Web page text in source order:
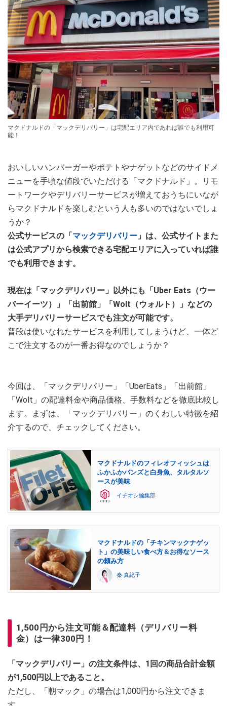
マクドナルドの「マックデリバリー」は宅配エリア内であれば誰でも利用可
能！
おいしいハンバーガーやポテトやナゲットなどのサイドメ
ニューを手頃な値段でいただける「マクドナルド」。リモ
ートワークやデリバリーサービスが増えておうちにいなが
らマクドナルドを楽しむという人も多いのではないでしょ
うか？
公式サービスの「マックデリバリー 」は、公式サイトまた
は公式アプリから検索できる宅配エリアに入っていれば誰
でも利用できます。
現在は「マックデリバリー」以外にも「Uber Eats（ウー
バーイーツ）」「出前館」「Wolt（ウォルト）」などの
大手デリバリーサービスでも注文が可能です。
普段は使いなれたサービスを利用してしまうけど、一体ど
こで注文するのが一番お得なのでしょうか？
今回は、「マックデリバリー」「UberEats」「出前館」
「Wolt」の配達料金や商品価格、手数料などを徹底比較し
ます。まずは、「マックデリバリー」のくわしい特徴を紹
介するので、チェックしてください。
マクドナルドのフィレオフィッシュは
ふかふかバンズと白身魚、タルタルソ
ースが美味
イチオシ編集部
マクドナルドの「チキンマックナゲッ
ト」の美味しい食べ方＆お得なソース
の頼み方
秦 真紀子
1,500円から注文可能＆配達料（デリバリー料
金）は一律300円！
「マックデリバリー」の注文条件は、1回の商品合計金額
が1,500円以上であること。
ただし、「朝マック」の場合は1,000円から注文できま